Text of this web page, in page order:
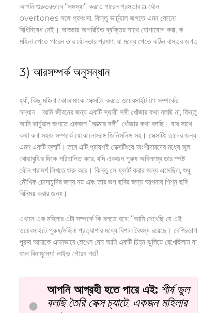
আপনি গুরুতরভাবে “সমস্যা” করতে পারেন প্রস্তাব a যৌন
overtones সঙ্গে প্রশংসা. কিন্তু ভার্চুয়াল জগতে এমন কোনো
বিধিনিষেধ নেই। আড্ডায় অপরিচিত ব্যক্তির সাথে যোগাযোগ করা, ক
মহিলা পেতে পারেনতার যৌনতার প্রমাণ, যা মধ্যে পেতে কঠিন বাস্তব জগত
3) আরসম্পর্ক অনুসন্ধান
হ্যাঁ, কিছু মহিলা কোআমাকে সেক্সটিং করতেওয়েবসাইট in সম্পর্কের
সন্ধান। আমি জীবনের জন্য একটি স্থায়ী সঙ্গী খোঁজার কথা বলছি না, কিন্তু
আমি ভার্চুয়াল জগতে একজন “আত্মার সঙ্গী” খোঁজার কথা বলছি। যার সাথে
কথা বলা সহজ সম্পর্কেযেকোনোসঙ্গে জিনিসলিঙ্গ সহ। সেক্সটিং তাদের জন্য
এমন একটি ফ্লার্ট। তবে এটি প্রায়শই সেক্সটিংয়ে অংশীদারদের মধ্যে ভুল
বোঝাবুঝির দিকে পরিচালিত করে, যদি একজন পুরুষ অবিলম্বে তার স্পষ্ট
যৌন পরামর্শ লিখতে শুরু করে। কিন্তু সে ফ্লার্ট করার জন্য এসেছিল, শুধু
মৌখিক চোদাচুদির জন্য নয় এবং তার ভগ ছবির জন্য আপনার শিশ্ন ছবি
বিনিময় করার জন্য।
এখানে এক মহিলার এটা সম্পর্কে কি বলতে হবে: ‘‘আমি দেখেছি যে এই
ওয়েবসাইটে পুরুষ/মহিলা প্রত্যাশার মধ্যে বিশাল বৈষম্য রয়েছে। বেশিরভাগ
পুরুষ আমাকে এমনভাবে লেখেন যেন আমি একটি চিহ্ন ঝুলিয়ে রেখেছিলাম যা
বলে বিনামূল্যে! লাইভ গৌরব গর্ত!
আপনি আগ্রহী হতে পারেএই: শীর্ষ ভুল
বলছি তৈরিসেক্স চ্যাটে: একজন মহিলার